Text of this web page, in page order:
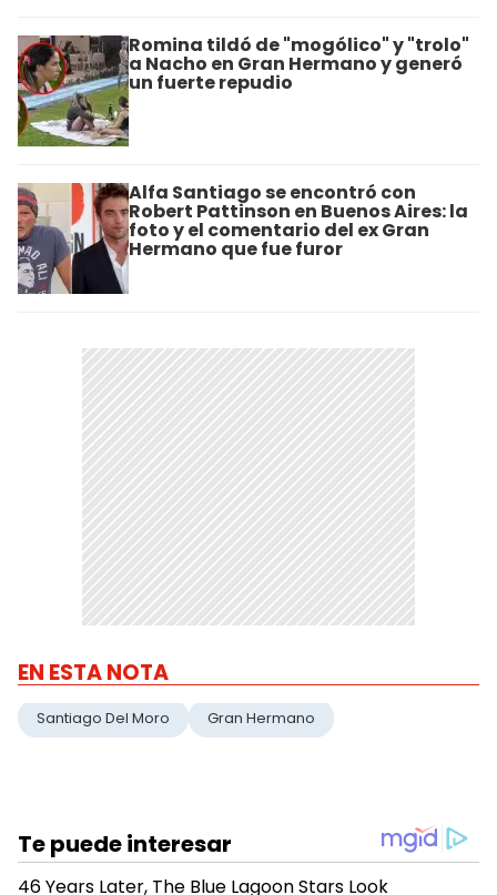
Romina tildó de "mogólico" y "trolo"
a Nacho en Gran Hermano y generó
un fuerte repudio
Alfa Santiago se encontró con
Robert Pattinson en Buenos Aires: la
foto y el comentario del ex Gran
Hermano que fue furor
EN ESTA NOTA
Santiago Del Moro Gran Hermano